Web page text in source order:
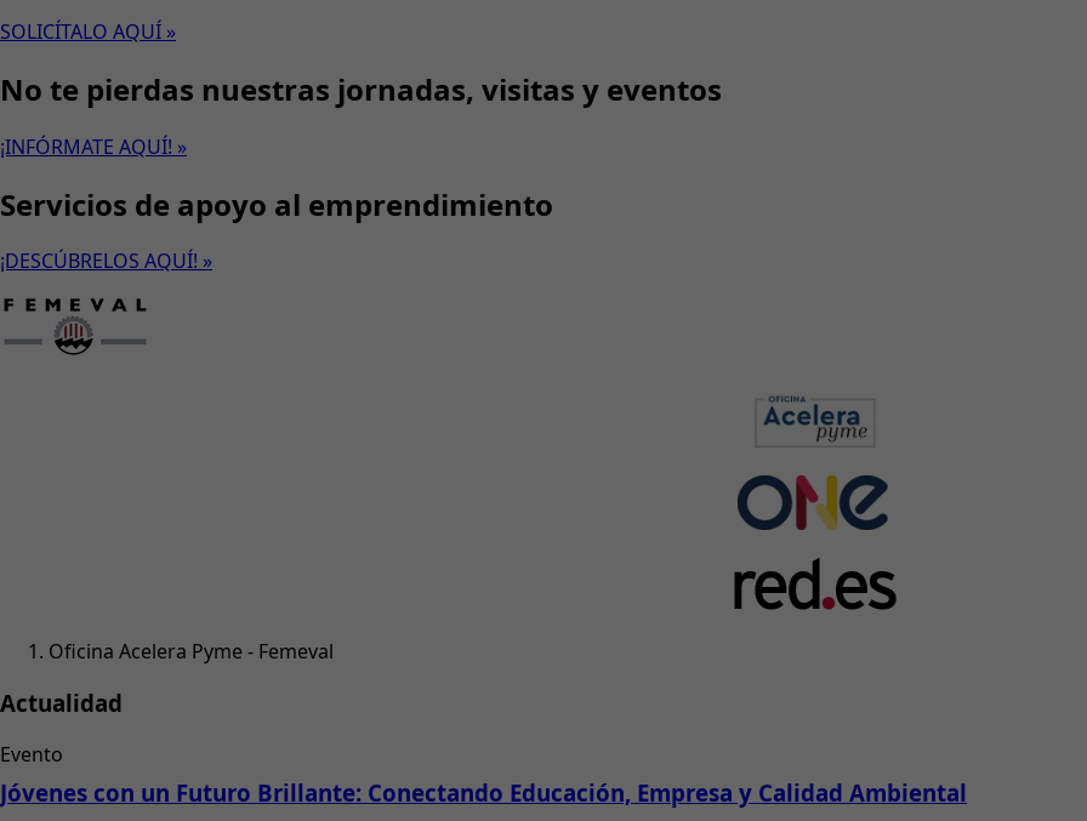
SOLICÍTALO AQUÍ »
No te pierdas nuestras jornadas, visitas y eventos
¡INFÓRMATE AQUÍ! »
Servicios de apoyo al emprendimiento
¡DESCÚBRELOS AQUÍ! »
Oficina Acelera Pyme - Femeval
Actualidad
Evento
Jóvenes con un Futuro Brillante: Conectando Educación, Empresa y Calidad Ambiental